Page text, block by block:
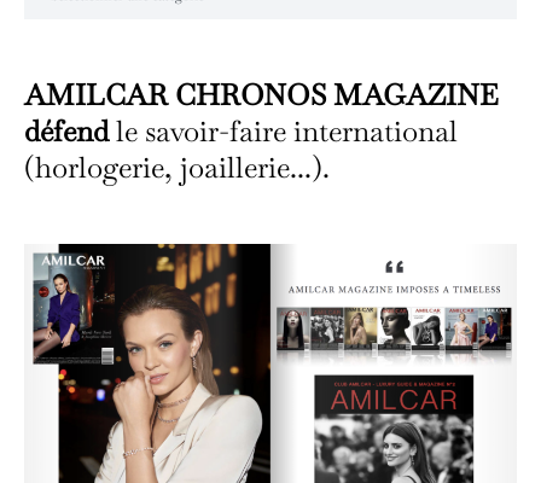
AMILCAR CHRONOS MAGAZINE
défendle savoir-faire international
(horlogerie, joaillerie...).